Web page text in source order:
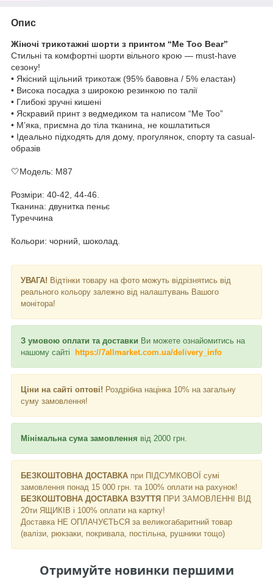
Опис
Жіночі трикотажні шорти з принтом “Me Too Bear”
Стильні та комфортні шорти вільного крою — must-have
сезону!
• Якісний щільний трикотаж (95% бавовна / 5% еластан)
• Висока посадка з широкою резинкою по талії
• Глибокі зручні кишені
• Яскравий принт з ведмедиком та написом “Me Too”
• М’яка, приємна до тіла тканина, не кошлатиться
• Ідеально підходять для дому, прогулянок, спорту та casual-
образів
🤍Модель: М87
Розміри: 40-42, 44-46.
Тканина: двунитка пеньє
Туреччина
Кольори: чорний, шоколад.
УВАГА! Відтінки товару на фото можуть відрізнятись від
реального кольору залежно від налаштувань Вашого
монітора!
З умовою оплати та доставки Ви можете ознайомитись на
нашому сайті
https://7allmarket.com.ua/delivery_info
Ціни на сайті оптові! Роздрібна націнка 10% на загальну
суму замовлення!
Мінімальна сума замовлення від 2000 грн.
БЕЗКОШТОВНА ДОСТАВКА при ПІДСУМКОВОЇ сумі
замовлення понад 15 000 грн. та 100% оплати на рахунок!
БЕЗКОШТОВНА ДОСТАВКА ВЗУТТЯ ПРИ ЗАМОВЛЕННІ ВІД
20ти ЯЩИКІВ і 100% оплати на картку!
Доставка НЕ ​​ОПЛАЧУЄТЬСЯ за великогабаритний товар
(валізи, рюкзаки, покривала, постільна, рушники тощо)
Отримуйте новинки першими